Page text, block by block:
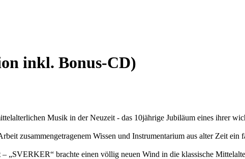
inkl. Bonus-CD)
Musik in der Neuzeit - das 10jährige Jubiläum eines ihrer
zusammengetragenem Wissen und Instrumentarium aus alter Zeit
„SVERKER“ brachte einen völlig neuen Wind in die klassische